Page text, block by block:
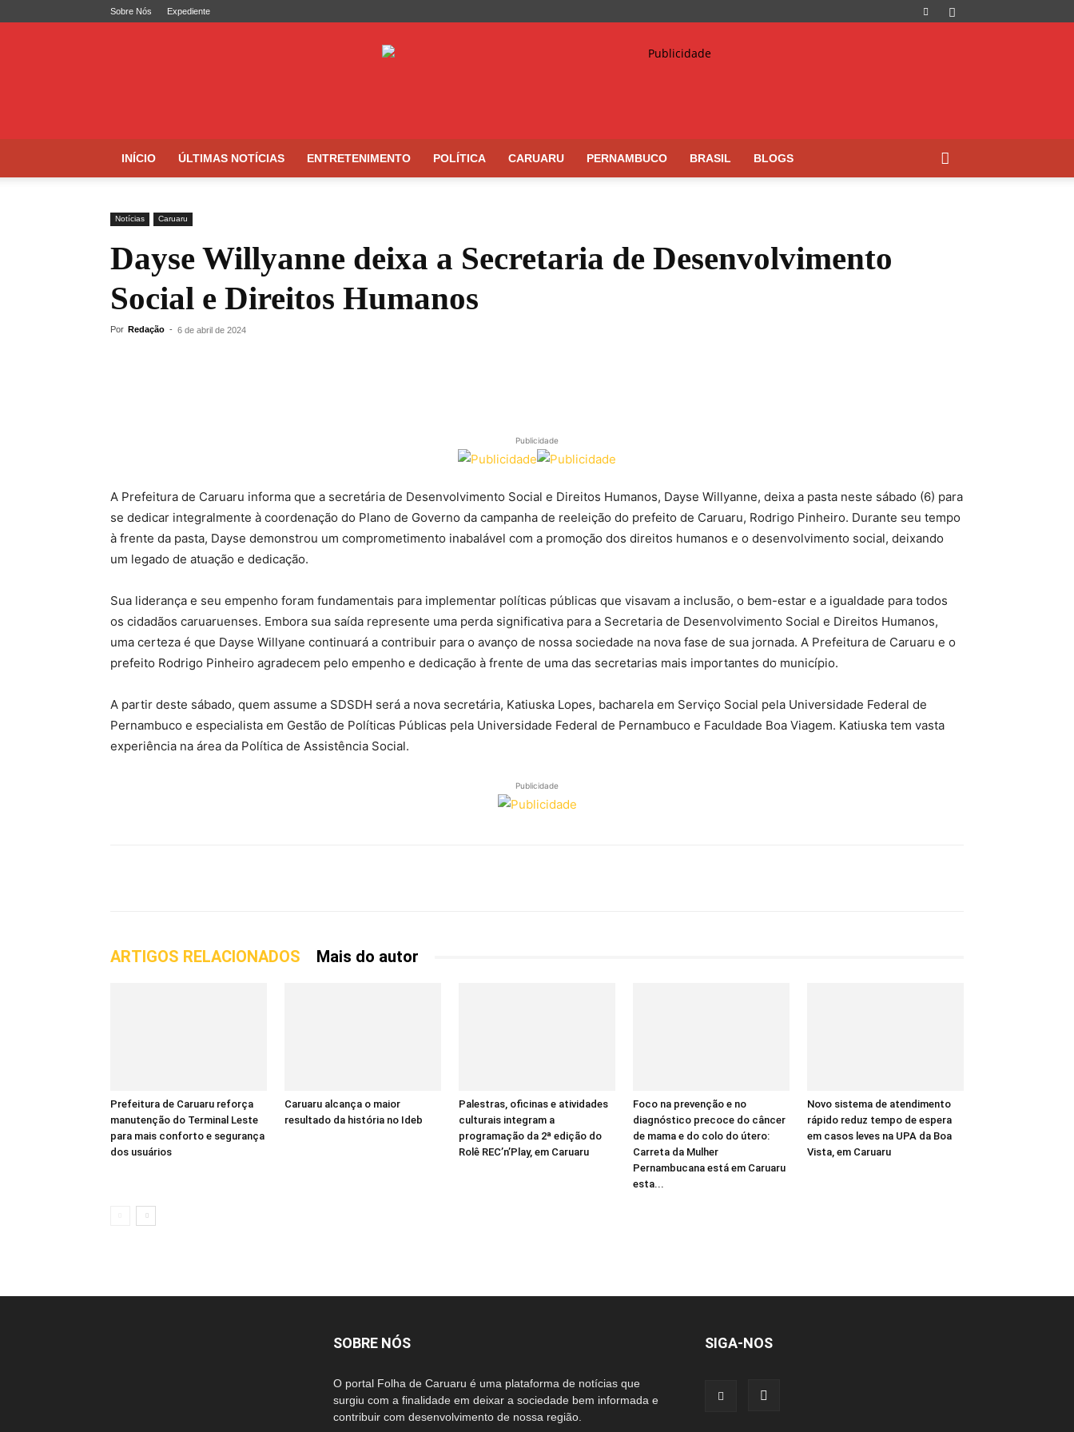
Sobre Nós Expediente
INÍCIO ÚLTIMAS NOTÍCIAS ENTRETENIMENTO POLÍTICA CARUARU PERNAMBUCO BRASIL BLOGS
Notícias Caruaru
Dayse Willyanne deixa a Secretaria de Desenvolvimento
Social e Direitos Humanos
Por Redação - 6 de abril de 2024
Publicidade
A Prefeitura de Caruaru informa que a secretária de Desenvolvimento Social e Direitos Humanos, Dayse Willyanne, deixa a pasta neste sábado (6) para
se dedicar integralmente à coordenação do Plano de Governo da campanha de reeleição do prefeito de Caruaru, Rodrigo Pinheiro. Durante seu tempo
à frente da pasta, Dayse demonstrou um comprometimento inabalável com a promoção dos direitos humanos e o desenvolvimento social, deixando
um legado de atuação e dedicação.
Sua liderança e seu empenho foram fundamentais para implementar políticas públicas que visavam a inclusão, o bem-estar e a igualdade para todos
os cidadãos caruaruenses. Embora sua saída represente uma perda significativa para a Secretaria de Desenvolvimento Social e Direitos Humanos,
uma certeza é que Dayse Willyane continuará a contribuir para o avanço de nossa sociedade na nova fase de sua jornada. A Prefeitura de Caruaru e o
prefeito Rodrigo Pinheiro agradecem pelo empenho e dedicação à frente de uma das secretarias mais importantes do município.
A partir deste sábado, quem assume a SDSDH será a nova secretária, Katiuska Lopes, bacharela em Serviço Social pela Universidade Federal de
Pernambuco e especialista em Gestão de Políticas Públicas pela Universidade Federal de Pernambuco e Faculdade Boa Viagem. Katiuska tem vasta
experiência na área da Política de Assistência Social.
Publicidade
ARTIGOS RELACIONADOS Mais do autor
Prefeitura de Caruaru reforça
manutenção do Terminal Leste
para mais conforto e segurança
dos usuários
Caruaru alcança o maior
resultado da história no Ideb
Palestras, oficinas e atividades
culturais integram a
programação da 2ª edição do
Rolê REC’n’Play, em Caruaru
Foco na prevenção e no
diagnóstico precoce do câncer
de mama e do colo do útero:
Carreta da Mulher
Pernambucana está em Caruaru
esta...
Novo sistema de atendimento
rápido reduz tempo de espera
em casos leves na UPA da Boa
Vista, em Caruaru
SOBRE NÓS
O portal Folha de Caruaru é uma plataforma de notícias que
surgiu com a finalidade em deixar a sociedade bem informada e
contribuir com desenvolvimento de nossa região.
SIGA-NOS